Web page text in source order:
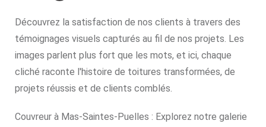
Découvrez la satisfaction de nos clients à travers des
témoignages visuels capturés au fil de nos projets. Les
images parlent plus fort que les mots, et ici, chaque
cliché raconte l'histoire de toitures transformées, de
projets réussis et de clients comblés.
Couvreur à Mas-Saintes-Puelles : Explorez notre galerie